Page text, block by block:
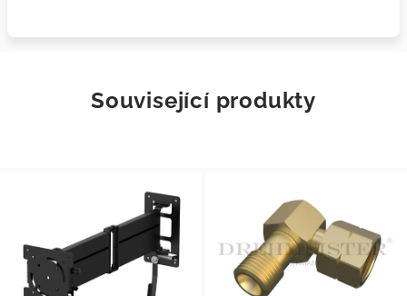
Související produkty